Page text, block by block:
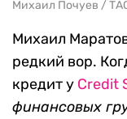
Михаил Почуев /
Михаил
редкий вор.
кредит у Credit
финансовых